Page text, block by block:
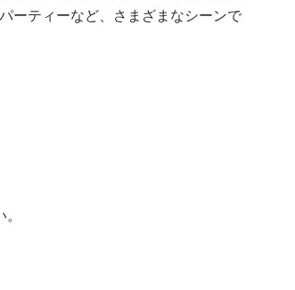
ーティーなど、さまざまなシーンで